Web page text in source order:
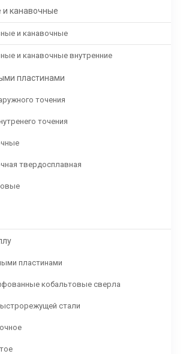
и канавочные
и канавочные
и канавочные внутренние
пластинами
точения
точения
твердосплавная
пластинами
кобальтовые сверла
стали